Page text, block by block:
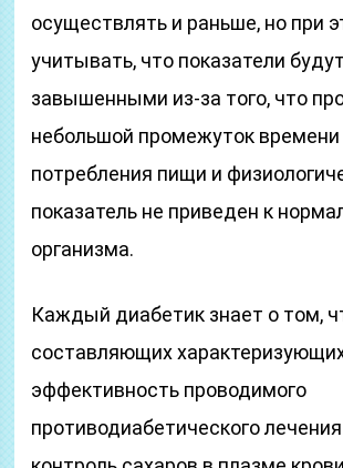
осуществлять и раньше, но при
учитывать, что показатели будут
завышенными из-за того, что
небольшой промежуток времени
потребления пищи и
показатель не приведен к
организма.
Каждый диабетик знает о том,
составляющих
эффективность проводимого
противодиабетического